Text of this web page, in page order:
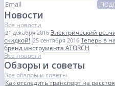
Новости
Все новости
21 декабря 2016 Электрический
скидкой! 25 сентября 2016 Теперь в
бренд инструмента ATORCH
Все новости
Обзоры и советы
Все обзоры и советы
Как отследить транспорт на